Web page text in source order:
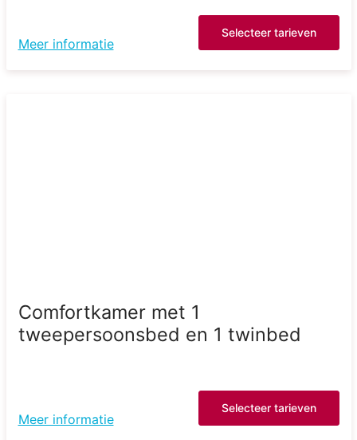
Meer informatie
Selecteer tarieven
Comfortkamer met 1
tweepersoonsbed en 1 twinbed
Meer informatie
Selecteer tarieven